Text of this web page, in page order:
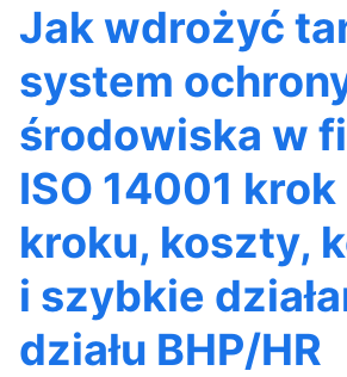
Jak wdrożyć
system
środowiska w
ISO 14001 krok
kroku, koszty,
i szybkie
działu BHP/HR